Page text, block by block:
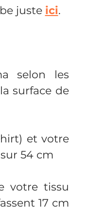
juste ici.
selon les
surface de
et votre
54 cm
votre tissu
17 cm